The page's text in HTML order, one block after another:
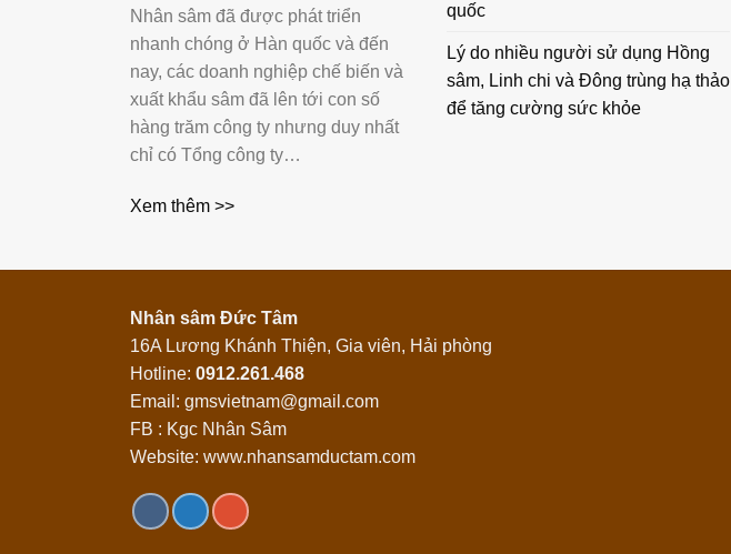
Nhân sâm đã được phát triển
nhanh chóng ở Hàn quốc và đến
nay, các doanh nghiệp chế biến và
xuất khẩu sâm đã lên tới con số
hàng trăm công ty nhưng duy nhất
chỉ có Tổng công ty…
Xem thêm >>
quốc
Lý do nhiều người sử dụng Hồng
sâm, Linh chi và Đông trùng hạ thảo
để tăng cường sức khỏe
Nhân sâm Đức Tâm
16A Lương Khánh Thiện, Gia viên, Hải phòng
Hotline: 0912.261.468
Email: gmsvietnam@gmail.com
FB : Kgc Nhân Sâm
Website: www.nhansamductam.com